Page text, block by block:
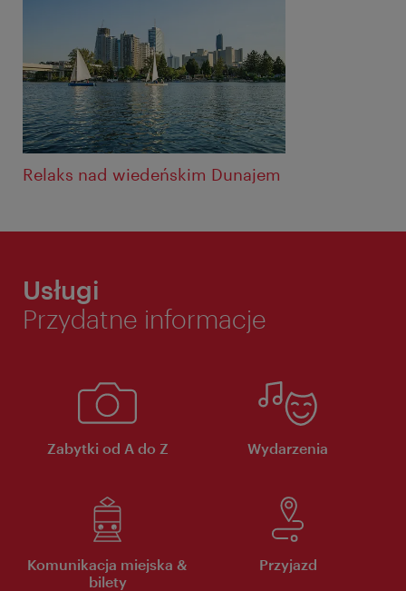
Relaks nad wiedeńskim Dunajem
Usługi
Przydatne informacje
Zabytki od A do Z Wydarzenia
Komunikacja miejska &
bilety
Przyjazd